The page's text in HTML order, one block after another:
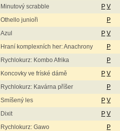
Minutový scrabble P V
Othello junioři P
Azul P V
Hraní komplexních her: Anachrony P
Rychlokurz: Kombo Afrika P
Koncovky ve fríské dámě P V
Rychlokurz: Kavárna příšer P
Smíšený les P V
Dixit P V
Rychlokurz: Gawo P